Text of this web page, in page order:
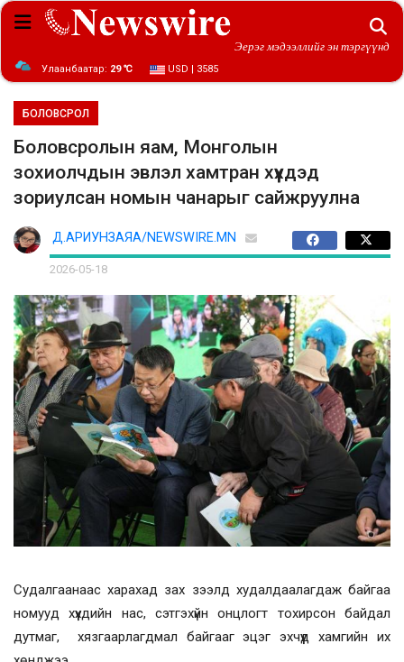
Эерэг мэдээллийг эн тэргүүнд
Улаанбаатар: 29 ℃ USD | 3585
БОЛОВСРОЛ
Боловсролын яам, Монголын
зохиолчдын эвлэл хамтран хүүхдэд
зориулсан номын чанарыг сайжруулна
Д.АРИУНЗАЯА/NEWSWIRE.MN
2026-05-18
Судалгаанаас харахад зах зээлд худалдаалагдаж байгаа
номууд хүүхдийн нас, сэтгэхүйн онцлогт тохирсон байдал
дутмаг, хязгаарлагдмал байгааг эцэг эхчүүд хамгийн их